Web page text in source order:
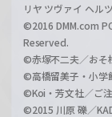
リヤ ツヴァイ ヘル
©2016 DMM.com
Reserved.
©赤塚不二夫／おそ
©高橋留美子・小学
©Koi・芳文社／ご
©2015 川原 礫／